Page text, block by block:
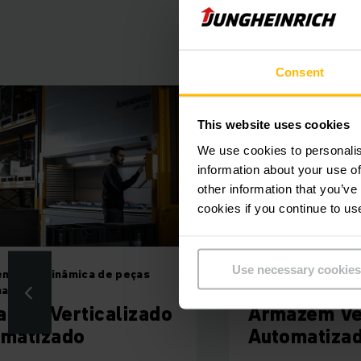
Consent
This website uses cookies
We use cookies to
information about your use
other information that
cookies if you continue to
Use necessary
Especialmente
Se você não tiver
de
dinâmica de peças
Verticalizado
Armazenagem
pequenas
Armazém